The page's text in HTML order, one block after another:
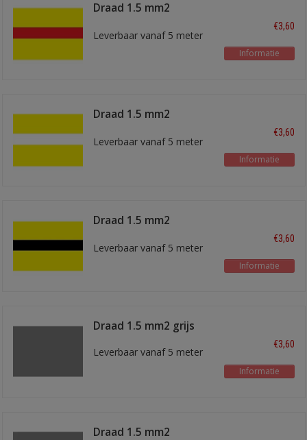
Draad 1.5 mm2
Leverbaar vanaf 5 meter
€3,60
Informatie
Draad 1.5 mm2
Leverbaar vanaf 5 meter
€3,60
Informatie
Draad 1.5 mm2
Leverbaar vanaf 5 meter
€3,60
Informatie
Draad 1.5 mm2 grijs
Leverbaar vanaf 5 meter
€3,60
Informatie
Draad 1.5 mm2